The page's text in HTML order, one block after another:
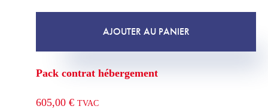
AJOUTER AU PANIER
Pack contrat hébergement
605,00 € TVAC